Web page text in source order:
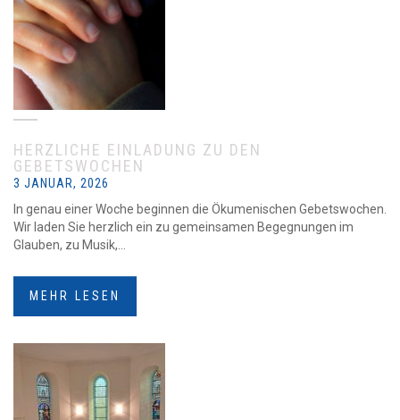
HERZLICHE EINLADUNG ZU DEN
GEBETSWOCHEN
3 JANUAR, 2026
In genau einer Woche beginnen die Ökumenischen Gebetswochen.
Wir laden Sie herzlich ein zu gemeinsamen Begegnungen im
Glauben, zu Musik,...
MEHR LESEN